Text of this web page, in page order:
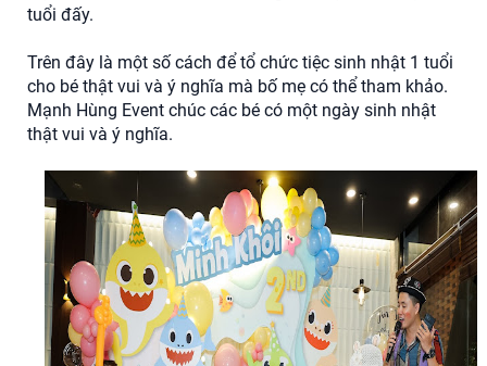
tuổi đấy.
Trên đây là một số cách để tổ chức tiệc sinh nhật 1 tuổi
cho bé thật vui và ý nghĩa mà bố mẹ có thể tham khảo.
Mạnh Hùng Event chúc các bé có một ngày sinh nhật
thật vui và ý nghĩa.